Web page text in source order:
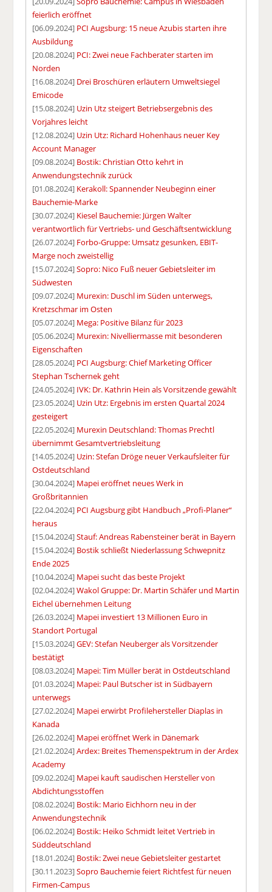
feierlich eröffnet
[06.09.2024] PCI Augsburg: 15 neue Azubis starten ihre
Ausbildung
[20.08.2024] PCI: Zwei neue Fachberater starten im
Norden
[16.08.2024] Drei Broschüren erläutern Umweltsiegel
Emicode
[15.08.2024] Uzin Utz steigert Betriebsergebnis des
Vorjahres leicht
[12.08.2024] Uzin Utz: Richard Hohenhaus neuer Key
Account Manager
[09.08.2024] Bostik: Christian Otto kehrt in
Anwendungstechnik zurück
[01.08.2024] Kerakoll: Spannender Neubeginn einer
Bauchemie-Marke
[30.07.2024] Kiesel Bauchemie: Jürgen Walter
verantwortlich für Vertriebs- und Geschäftsentwicklung
[26.07.2024] Forbo-Gruppe: Umsatz gesunken, EBIT-
Marge noch zweistellig
[15.07.2024]Sopro: Nico Fuß neuer Gebietsleiter im
Südwesten
[09.07.2024] Murexin: Duschl im Süden unterwegs,
Kretzschmar im Osten
[05.07.2024] Mega: Positive Bilanz für 2023
[05.06.2024] Murexin: Nivelliermasse mit besonderen
Eigenschaften
[28.05.2024] PCI Augsburg: Chief Marketing Officer
Stephan Tschernek geht
[24.05.2024] IVK: Dr. Kathrin Hein als Vorsitzende gewählt
[23.05.2024] Uzin Utz: Ergebnis im ersten Quartal 2024
gesteigert
[22.05.2024] Murexin Deutschland: Thomas Prechtl
übernimmt Gesamtvertriebsleitung
[14.05.2024] Uzin: Stefan Dröge neuer Verkaufsleiter für
Ostdeutschland
[30.04.2024] Mapei eröffnet neues Werk in
Großbritannien
[22.04.2024] PCI Augsburg gibt Handbuch „Profi-Planer“
heraus
[15.04.2024]Stauf: Andreas Rabensteiner berät in Bayern
[15.04.2024] Bostik schließt Niederlassung Schwepnitz
Ende 2025
[10.04.2024] Mapei sucht das beste Projekt
[02.04.2024]Wakol Gruppe: Dr. Martin Schäfer und Martin
Eichel übernehmen Leitung
[26.03.2024] Mapei investiert 13 Millionen Euro in
Standort Portugal
[15.03.2024]GEV: Stefan Neuberger als Vorsitzender
bestätigt
[08.03.2024] Mapei: Tim Müller berät in Ostdeutschland
[01.03.2024] Mapei: Paul Butscher ist in Südbayern
unterwegs
[27.02.2024] Mapei erwirbt Profilehersteller Diaplas in
Kanada
[26.02.2024] Mapei eröffnet Werk in Dänemark
[21.02.2024]Ardex: Breites Themenspektrum in der Ardex
Academy
[09.02.2024] Mapei kauft saudischen Hersteller von
Abdichtungsstoffen
[08.02.2024] Bostik: Mario Eichhorn neu in der
Anwendungstechnik
[06.02.2024] Bostik: Heiko Schmidt leitet Vertrieb in
Süddeutschland
[18.01.2024] Bostik: Zwei neue Gebietsleiter gestartet
[30.11.2023]Sopro Bauchemie feiert Richtfest für neuen
Firmen-Campus